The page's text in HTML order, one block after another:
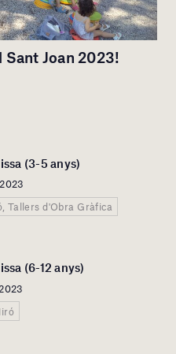
Joan 2023!
(3-5 anys)
Tallers d'Obra Gràfica
(6-12 anys)